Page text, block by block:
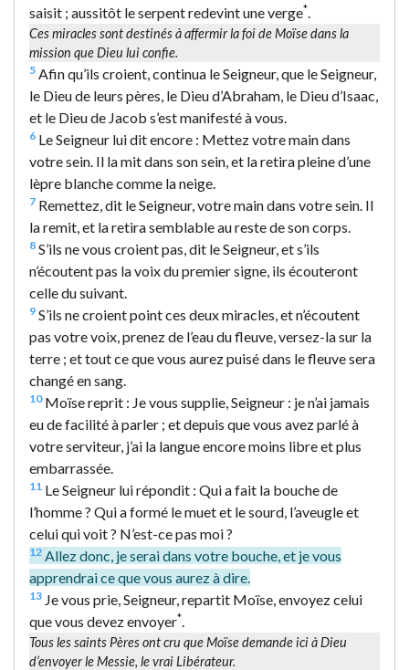
saisit ; aussitôt le serpent redevint une verge*
Ces miracles sont destinés à affermir la foi de Moïse dans la
mission que Dieu lui confie.
5 Afin qu’ils croient, continua le Seigneur, que le Seigneur,
le Dieu de leurs pères, le Dieu d’Abraham, le Dieu d’Isaac,
et le Dieu de Jacob s’est manifesté à vous.
6 Le Seigneur lui dit encore : Mettez votre main dans
votre sein. Il la mit dans son sein, et la retira pleine d’une
lèpre blanche comme la neige.
7 Remettez, dit le Seigneur, votre main dans votre sein. Il
la remit, et la retira semblable au reste de son corps.
8 S’ils ne vous croient pas, dit le Seigneur, et s’ils
n’écoutent pas la voix du premier signe, ils écouteront
celle du suivant.
9 S’ils ne croient point ces deux miracles, et n’écoutent
pas votre voix, prenez de l’eau du fleuve, versez-la sur la
terre ; et tout ce que vous aurez puisé dans le fleuve sera
changé en sang.
10Moïse reprit : Je vous supplie, Seigneur : je n’ai jamais
eu de facilité à parler ; et depuis que vous avez parlé à
votre serviteur, j’ai la langue encore moins libre et plus
embarrassée.
11 Le Seigneur lui répondit : Qui a fait la bouche de
l’homme ? Qui a formé le muet et le sourd, l’aveugle et
celui qui voit ? N’est-ce pas moi ?
12 Allez donc, je serai dans votre bouche, et je vous
apprendrai ce que vous aurez à dire.
13 Je vous prie, Seigneur, repartit Moïse, envoyez celui
que vous devez envoyer*
Tous les saints Pères ont cru que Moïse demande ici à Dieu
d’envoyer le Messie, le vrai Libérateur.